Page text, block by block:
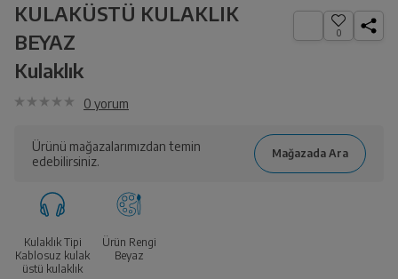
KULAKÜSTÜ KULAKLIK
BEYAZ
Kulaklık
0
0 yorum
Ürünü mağazalarımızdan temin
edebilirsiniz.
Kulaklık Tipi
Kablosuz kulak
üstü kulaklık
Ürün Rengi
Beyaz